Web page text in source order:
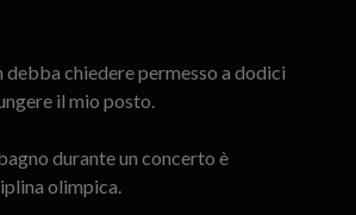
debba chiedere permesso a dodici
il mio posto.
durante un concerto è
olimpica.